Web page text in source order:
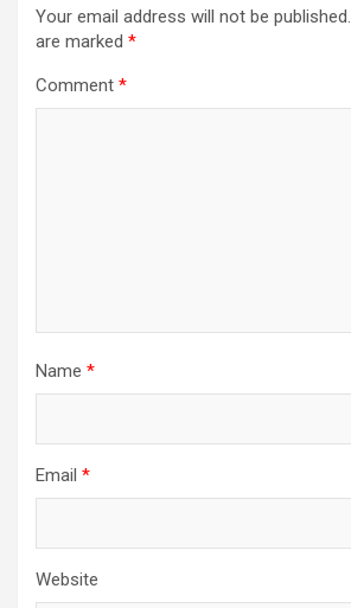
Your email address will not be published.
are marked *
Comment *
Name *
Email *
Website